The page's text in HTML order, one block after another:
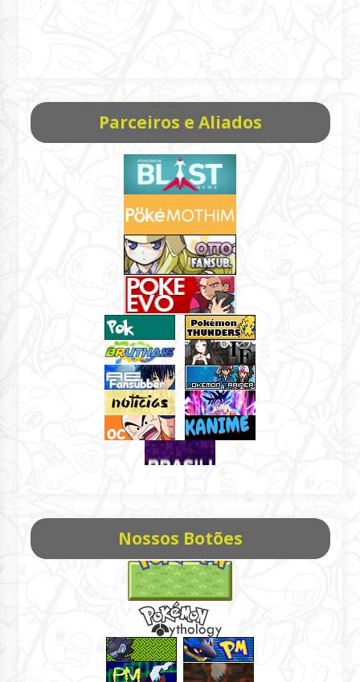
Parceiros e Aliados
Nossos Botões